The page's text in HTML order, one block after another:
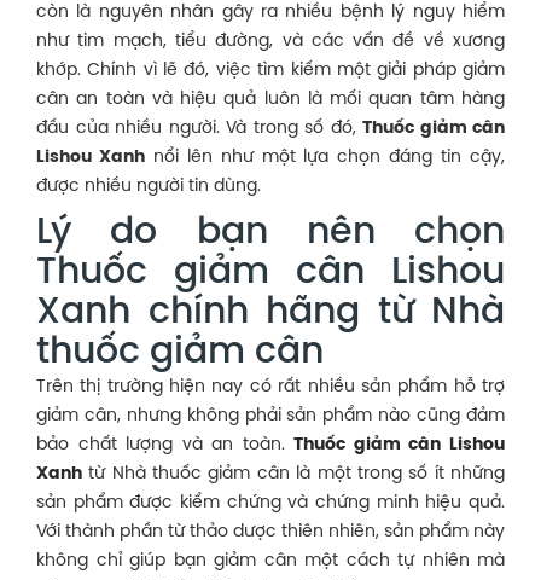
còn là nguyên nhân gây ra nhiều bệnh lý nguy hiểm
như tim mạch, tiểu đường, và các vấn đề về xương
khớp. Chính vì lẽ đó, việc tìm kiếm một giải pháp giảm
cân an toàn và hiệu quả luôn là mối quan tâm hàng
đầu của nhiều người. Và trong số đó, Thuốc giảm cân
Lishou Xanh nổi lên như một lựa chọn đáng tin cậy,
được nhiều người tin dùng.
Lý do bạn nên chọn
Thuốc giảm cân Lishou
Xanh chính hãng từ Nhà
thuốc giảm cân
Trên thị trường hiện nay có rất nhiều sản phẩm hỗ trợ
giảm cân, nhưng không phải sản phẩm nào cũng đảm
bảo chất lượng và an toàn. Thuốc giảm cân Lishou
Xanh từ Nhà thuốc giảm cân là một trong số ít những
sản phẩm được kiểm chứng và chứng minh hiệu quả.
Với thành phần từ thảo dược thiên nhiên, sản phẩm này
không chỉ giúp bạn giảm cân một cách tự nhiên mà